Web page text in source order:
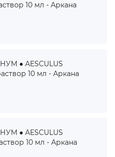
10 мл - Аркана
● AESCULUS
10 мл - Аркана
● AESCULUS
10 мл - Аркана